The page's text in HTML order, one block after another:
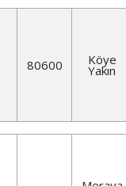
80600 Köye
Yakın